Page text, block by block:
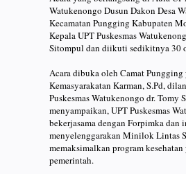
Watukenongo Dusun Dakon Desa
Kecamatan Pungging Kabupaten
Kepala UPT Puskesmas
Sitompul dan diikuti sedikitnya 30
Acara dibuka oleh Camat
Kemasyarakatan Karman, S.Pd,
Puskesmas Watukenongo dr. Tomy
menyampaikan, UPT Puskesmas
bekerjasama dengan Forpimka dan
menyelenggarakan Minilok Lintas
memaksimalkan program
pemerintah.